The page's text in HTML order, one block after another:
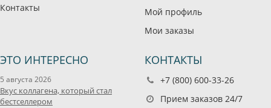
Контакты
Мой профиль
Мои заказы
ЭТО ИНТЕРЕСНО
5 августа 2026
Вкус коллагена, который стал
бестселлером
КОНТАКТЫ
+7 (800) 600-33-26
Прием заказов 24/7